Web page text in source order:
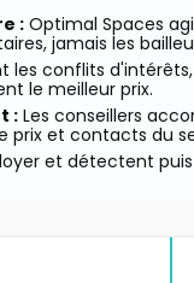
: Optimal Spaces
jamais les
les conflits
le meilleur prix.
: Les conseillers
prix et contacts du
et détectent